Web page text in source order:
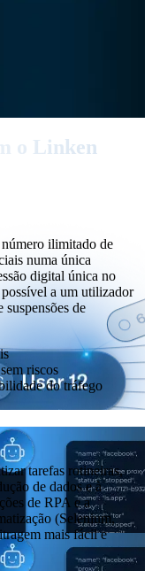
o Linken
ilimitado de
numa única
digital única no
a um utilizador
de
riscos
do tráfego
tarefas rotineiras,
de dados e à
de RPA e a
(Selenium,
mais fácil e